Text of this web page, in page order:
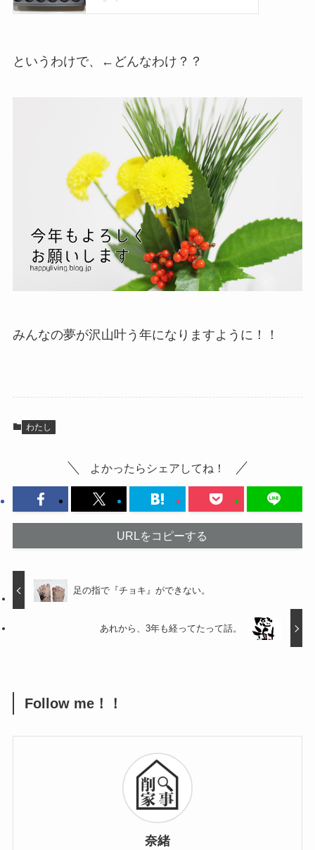
というわけで、←どんなわけ？？
みんなの夢が沢山叶う年になりますように！！
わたし
よかったらシェアしてね！
URLをコピーする
足の指で『チョキ』ができない。
あれから、3年も経ってたって話。
Follow me！！
奈緒